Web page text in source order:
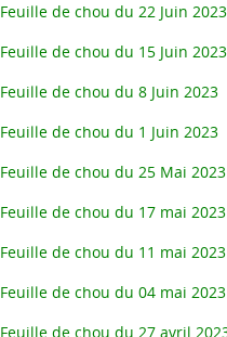
Feuille de chou du 22 Juin 2023
Feuille de chou du 15 Juin 2023
Feuille de chou du 8 Juin 2023
Feuille de chou du 1 Juin 2023
Feuille de chou du 25 Mai 2023
Feuille de chou du 17 mai 2023
Feuille de chou du 11 mai 2023
Feuille de chou du 04 mai 2023
Feuille de chou du 27 avril